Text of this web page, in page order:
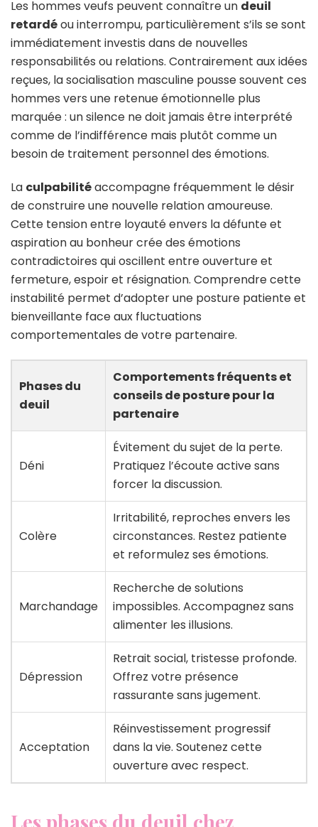
Les hommes veufs peuvent connaître un deuil
retardéou interrompu, particulièrement s’ils se sont
immédiatement investis dans de nouvelles
responsabilités ou relations. Contrairement aux idées
reçues, la socialisation masculine pousse souvent ces
hommes vers une retenue émotionnelle plus
marquée : un silence ne doit jamais être interprété
comme de l’indifférence mais plutôt comme un
besoin de traitement personnel des émotions.
La culpabilitéaccompagne fréquemment le désir
de construire une nouvelle relation amoureuse.
Cette tension entre loyauté envers la défunte et
aspiration au bonheur crée des émotions
contradictoires qui oscillent entre ouverture et
fermeture, espoir et résignation. Comprendre cette
instabilité permet d’adopter une posture patiente et
bienveillante face aux fluctuations
comportementales de votre partenaire.
Phases du
deuil
Comportements fréquents et
conseils de posture pour la
partenaire
Déni
Évitement du sujet de la perte.
Pratiquez l’écoute active sans
forcer la discussion.
Colère
Irritabilité, reproches envers les
circonstances. Restez patiente
et reformulez ses émotions.
Marchandage
Recherche de solutions
impossibles. Accompagnez sans
alimenter les illusions.
Dépression
Retrait social, tristesse profonde.
Offrez votre présence
rassurante sans jugement.
Acceptation
Réinvestissement progressif
dans la vie. Soutenez cette
ouverture avec respect.
Les phases du deuil chez